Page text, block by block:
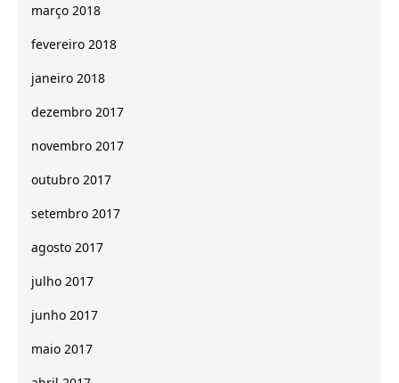
março 2018
fevereiro 2018
janeiro 2018
dezembro 2017
novembro 2017
outubro 2017
setembro 2017
agosto 2017
julho 2017
junho 2017
maio 2017